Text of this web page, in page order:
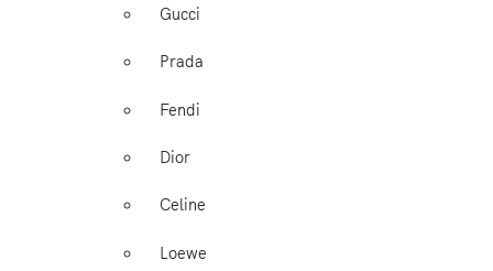
Gucci
Prada
Fendi
Dior
Celine
Loewe